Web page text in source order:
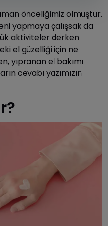
önceliğimiz olmuştur.
yapmaya çalışsak da
aktiviteler derken
el güzelliği için ne
yıpranan el bakımı
cevabı yazımızın